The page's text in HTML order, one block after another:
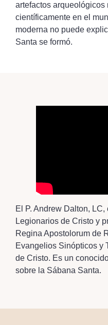
artefactos arqueológicos
científicamente en el
moderna no puede
Santa se formó.
El P. Andrew Dalton,
Legionarios de Cristo y
Regina Apostolorum de
Evangelios Sinópticos y
de Cristo. Es un
sobre la Sábana Santa.